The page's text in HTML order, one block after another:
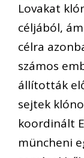
Lovakat
céljából,
célra
számos
állították
sejtek
koordinált
müncheni